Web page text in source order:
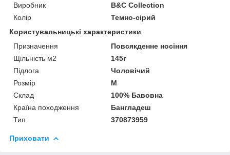
Виробник
B&C Collection
Колір
Темно-сірий
Користувальницькі характеристики
Призначення
Повсякденне носіння
Щільність м2
145г
Підлога
Чоловічий
Розмір
M
Склад
100% Бавовна
Країна походження
Бангладеш
Тип
370873959
Приховати